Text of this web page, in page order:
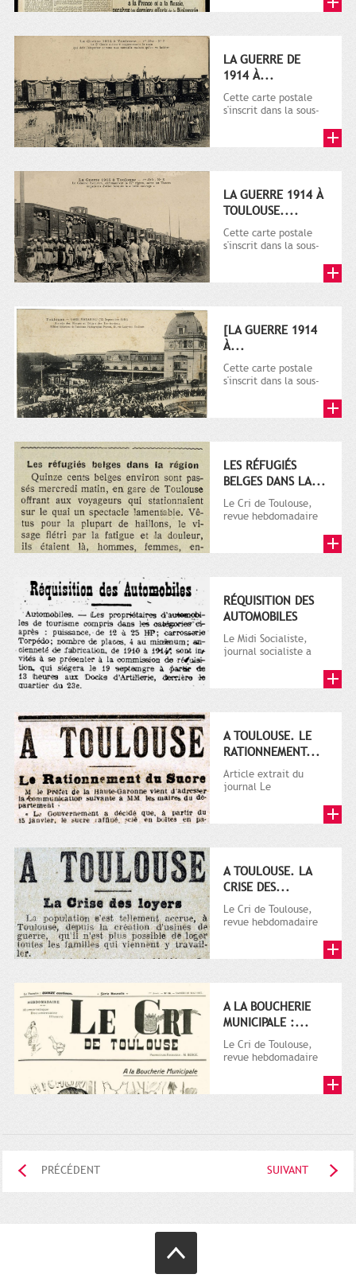
octobre...
LA GUERRE DE
1914 À...
Cette carte postale
s'inscrit dans la sous-
plusieurs milliers de...
LA GUERRE 1914 À
TOULOUSE....
Cette carte postale
s'inscrit dans la sous-
plusieurs milliers de...
[LA GUERRE 1914
À...
Cette carte postale
s'inscrit dans la sous-
plusieurs milliers de...
LES RÉFUGIÉS
BELGES DANS LA...
Le Cri de Toulouse,
revue hebdomadaire
puis...
RÉQUISITION DES
AUTOMOBILES
Le Midi Socialiste,
journal socialiste a
A TOULOUSE. LE
RATIONNEMENT...
Article extrait du
journal Le
A TOULOUSE. LA
CRISE DES...
Le Cri de Toulouse,
revue hebdomadaire
A LA BOUCHERIE
MUNICIPALE :...
Le Cri de Toulouse,
revue hebdomadaire
PRÉCÉDENT SUIVANT